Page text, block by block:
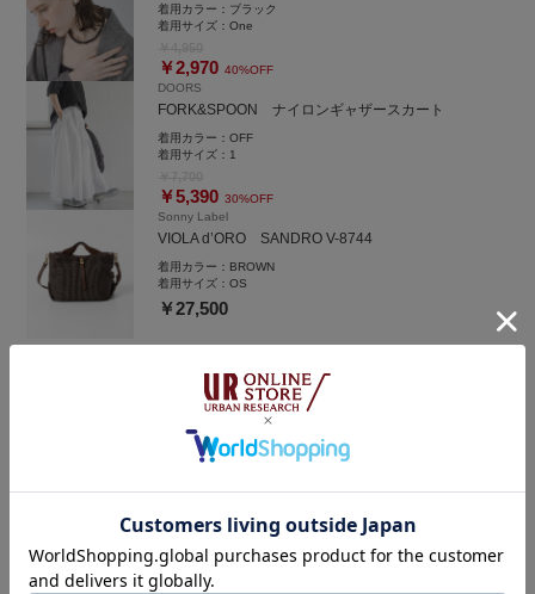
着用カラー： ブラック
着用サイズ：One
￥2,970 40%OFF
DOORS
FORK&SPOON ナイロンギャザースカート
着用カラー：OFF
着用サイズ： 1
￥5,390 30%OFF
Sonny Label
VIOLA d’ORO SANDRO V-8744
着用カラー： BROWN
着用サイズ：OS
￥27,500
着用アイテムをまとめ買い
タグ